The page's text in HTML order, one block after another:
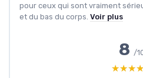
pour ceux qui sont vraiment
et du bas du corps. Voir plus
8 /